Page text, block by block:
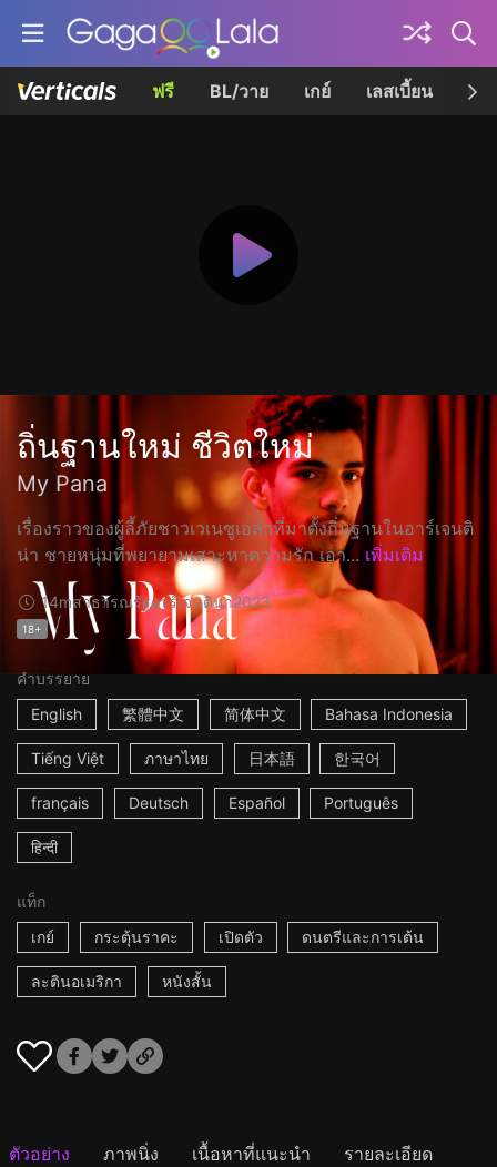
ฟรี BL/วาย เกย์ เลสเบี้ยน เค
ถิ่นฐานใหม่ ชีวิตใหม่
My Pana
เรื่องราวของผู้ลี้ภัยชาวเวเนซูเอล่าที่มาตั้งถิ่นฐานในอาร์เจนติ
น่า ชายหนุ่มที่พยายามเสาะหาความรัก เอา... เพิ่มเติม
14mสาธารณรัฐอาร์เจนตินา2023
18+
คำบรรยาย
English
繁體中文 简体中文 Bahasa Indonesia
Tiếng Việt ภาษาไทย 日本語 한국어
français Deutsch Español Português
हिन्दी
แท็ก
เกย์
กระตุ้นราคะ เปิดตัว ดนตรีและการเต้น
ละตินอเมริกา หนังสั้น
ตัวอย่าง ภาพนิ่ง เนื้อหาที่แนะนำ รายละเอียด